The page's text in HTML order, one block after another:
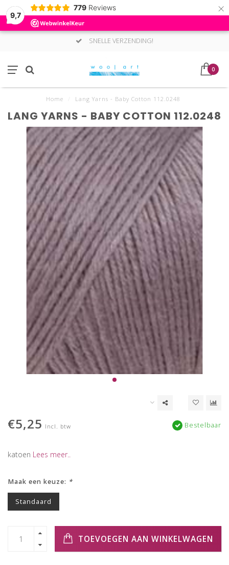
9,7
779 Reviews ×
SNELLE VERZENDING!
0
Home Lang Yarns - Baby Cotton 112.0248
LANG YARNS - BABY COTTON 112.0248
€5,25 Incl. btw Bestelbaar
katoen Lees meer..
Maak een keuze: *
Standaard
TOEVOEGEN AAN WINKELWAGEN